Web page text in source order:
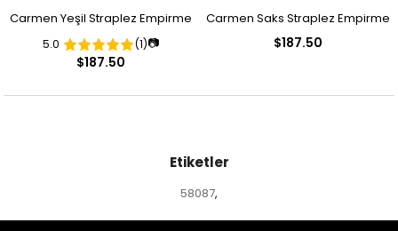
Carmen Yeşil Straplez Empirme
Desenli Abiye Elbise
5.0 (1)📷
$187.50
Carmen Saks Straplez Empirme
$187.50
Etiketler
58087,